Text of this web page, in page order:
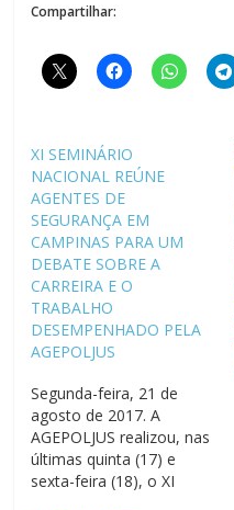
Compartilhar:
XI SEMINÁRIO
NACIONAL REÚNE
AGENTES DE
SEGURANÇA EM
CAMPINAS PARA UM
DEBATE SOBRE A
CARREIRA E O
TRABALHO
DESEMPENHADO PELA
AGEPOLJUS
Segunda-feira, 21 de
agosto de 2017. A
AGEPOLJUS realizou, nas
últimas quinta (17) e
sexta-feira (18), o XI